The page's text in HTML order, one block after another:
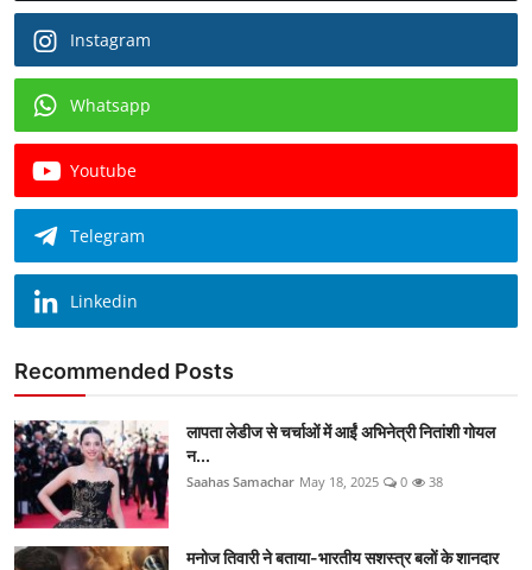
Instagram
Whatsapp
Youtube
Telegram
Linkedin
Recommended Posts
लापता लेडीज से चर्चाओं में आईं अभिनेत्री नितांशी गोयल
न...
Saahas Samachar May 18, 2025 0 38
मनोज तिवारी ने बताया-भारतीय सशस्त्र बलों के शानदार